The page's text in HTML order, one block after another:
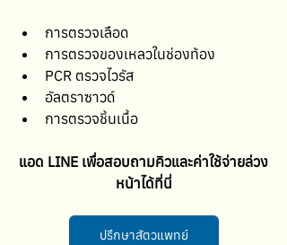
การตรวจเลือด
การตรวจของเหลวในช่องท้อง
PCR ตรวจไวรัส
อัลตราซาวด์
การตรวจชิ้นเนื้อ
แอด LINE เพื่อสอบถามคิวและค่าใช้จ่ายล่วง
หน้าได้ที่นี่
ปรึกษาสัตวแพทย์